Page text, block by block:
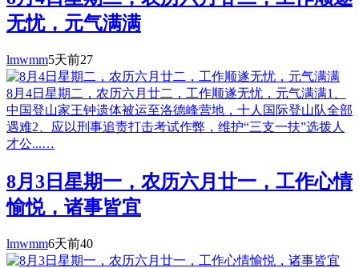
无忧，元气满满
lmwmm5天前27
8月4日星期二，农历六月廿二，工作顺遂无忧，元气满满1、
中国登山家王钟遗体被运至洛德峰营地，十人国际登山队全部
遇难2、应以刑事追责打击考试作弊，维护“三支一扶”选拨人
才公...…
8月3日星期一，农历六月廿一，工作心情
愉悦，诸事皆宜
lmwmm6天前40